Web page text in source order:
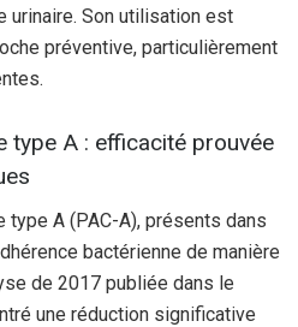
urinaire. Son utilisation est
préventive, particulièrement
type A : efficacité prouvée
type A (PAC-A), présents dans
bactérienne de manière
de 2017 publiée dans le
une réduction significative